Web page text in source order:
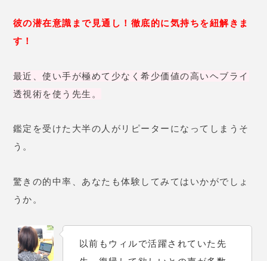
彼の潜在意識まで見通し！徹底的に気持ちを紐解きま
す！
最近、使い手が極めて少なく希少価値の高いヘブライ
透視術を使う先生。
鑑定を受けた大半の人がリピーターになってしまうそ
う。
驚きの的中率、あなたも体験してみてはいかがでしょ
うか。
以前もウィルで活躍されていた先